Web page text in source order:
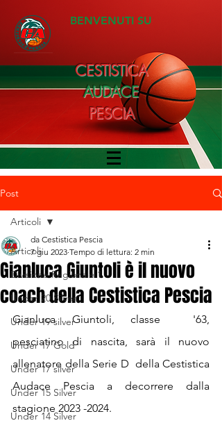
BENVENUTI SU
CESTISTICA
AUDACE
PESCIA
Post
Articoli
Divisione Regionale 1
Under 20 Silver
Under 19 silver
Under 17 Gold
Under 17 silver
Under 15 Silver
Under 14 Silver
Articoli
Gianluca Giuntoli è il nuovo
coach della Cestistica Pescia
da Cestistica Pescia
7 giu 2023 Tempo di lettura: 2 min
Gianluca Giuntoli, classe  '63,
pesciatino di nascita, sarà il nuovo
allenatore della Serie D  della Cestistica
Audace Pescia a decorrere dalla
stagione 2023 -2024.